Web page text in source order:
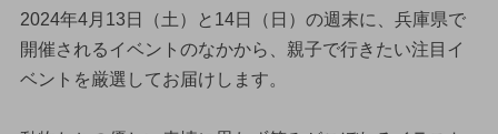
2024年4月13日（土）と14日（日）の週末に、兵庫県で
開催されるイベントのなかから、親子で行きたい注目イ
ベントを厳選してお届けします。